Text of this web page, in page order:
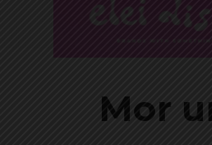
Mor